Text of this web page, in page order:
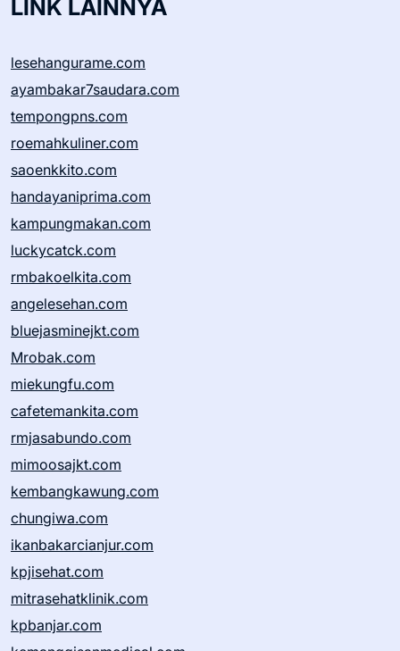
LINK LAINNYA
lesehangurame.com
ayambakar7saudara.com
tempongpns.com
roemahkuliner.com
saoenkkito.com
handayaniprima.com
kampungmakan.com
luckycatck.com
rmbakoelkita.com
angelesehan.com
bluejasminejkt.com
Mrobak.com
miekungfu.com
cafetemankita.com
rmjasabundo.com
mimoosajkt.com
kembangkawung.com
chungiwa.com
ikanbakarcianjur.com
kpjisehat.com
mitrasehatklinik.com
kpbanjar.com